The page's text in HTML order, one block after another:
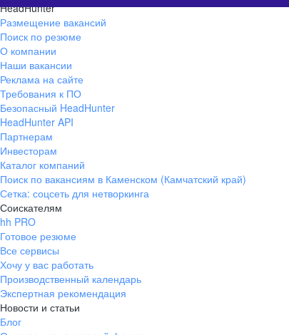
HeadHunter
Размещение вакансий
Поиск по резюме
О компании
Наши вакансии
Реклама на сайте
Требования к ПО
Безопасный HeadHunter
HeadHunter API
Партнерам
Инвесторам
Каталог компаний
Поиск по вакансиям в Каменском (Камчатский край)
Сетка: соцсеть для нетворкинга
Соискателям
hh PRO
Готовое резюме
Все сервисы
Хочу у вас работать
Производственный календарь
Экспертная рекомендация
Новости и статьи
Блог